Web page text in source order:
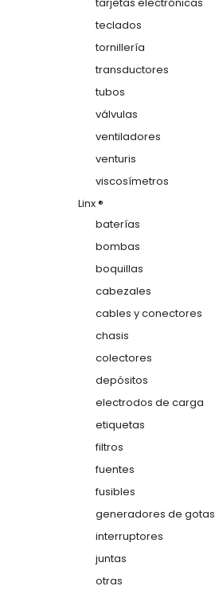
teclados
tornillería
transductores
tubos
válvulas
ventiladores
venturis
viscosímetros
Linx ®
baterías
bombas
boquillas
cabezales
cables y conectores
chasis
colectores
depósitos
electrodos de carga
etiquetas
filtros
fuentes
fusibles
generadores de gotas
interruptores
juntas
otras